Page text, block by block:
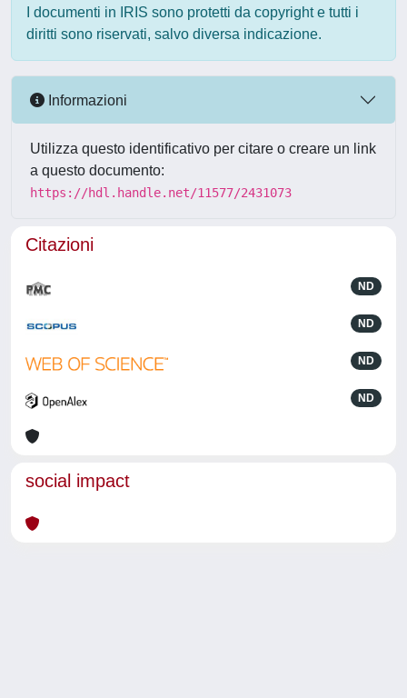
I documenti in IRIS sono protetti da copyright e tutti i
diritti sono riservati, salvo diversa indicazione.
Informazioni
Utilizza questo identificativo per citare o creare un link
a questo documento:
https://hdl.handle.net/11577/2431073
Citazioni
ND
ND
ND
ND
social impact